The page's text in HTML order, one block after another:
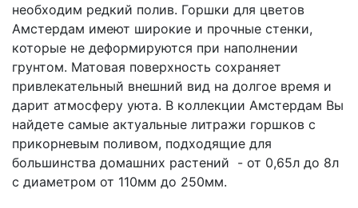
необходим редкий полив. Горшки для цветов
Амстердам имеют широкие и прочные стенки,
которые не деформируются при наполнении
грунтом. Матовая поверхность сохраняет
привлекательный внешний вид на долгое время и
дарит атмосферу уюта. В коллекции Амстердам Вы
найдете самые актуальные литражи горшков с
прикорневым поливом, подходящие для
большинства домашних растений - от 0,65л до 8л
с диаметром от 110мм до 250мм.